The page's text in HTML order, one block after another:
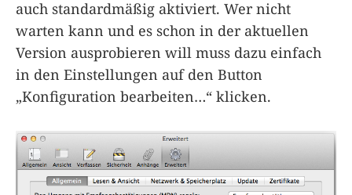
auch standardmäßig aktiviert. Wer nicht
warten kann und es schon in der aktuellen
Version ausprobieren will muss dazu einfach
in den Einstellungen auf den Button
„Konfiguration bearbeiten…“ klicken.